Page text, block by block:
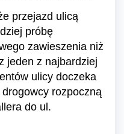
przejazd ulicą
próbę
zawieszenia niż
jeden z najbardziej
ulicy doczeka
rozpoczną
do ul.